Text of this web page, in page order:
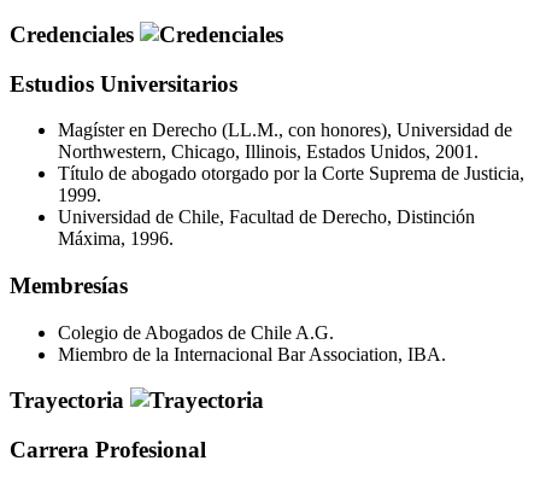
Credenciales
Estudios Universitarios
Magíster en Derecho (LL.M., con honores), Universidad de
Northwestern, Chicago, Illinois, Estados Unidos, 2001.
Título de abogado otorgado por la Corte Suprema de Justicia,
1999.
Universidad de Chile, Facultad de Derecho, Distinción
Máxima, 1996.
Membresías
Colegio de Abogados de Chile A.G.
Miembro de la Internacional Bar Association, IBA.
Trayectoria
Carrera Profesional